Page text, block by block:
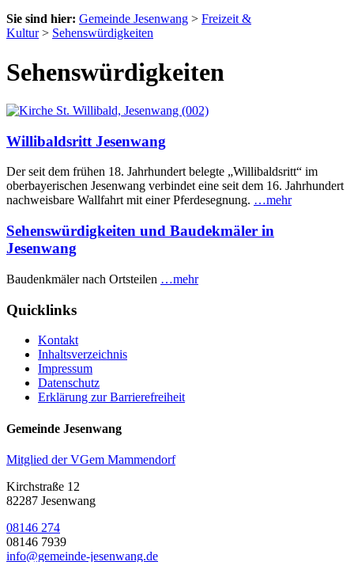
Sie sind hier: Gemeinde Jesenwang > Freizeit &
Kultur> Sehenswürdigkeiten
Sehenswürdigkeiten
Willibaldsritt Jesenwang
Der seit dem frühen 18. Jahrhundert belegte „Willibaldsritt“ im
oberbayerischen Jesenwang verbindet eine seit dem 16. Jahrhundert
nachweisbare Wallfahrt mit einer Pferdesegnung. …mehr
Sehenswürdigkeiten und Baudekmäler in
Jesenwang
Baudenkmäler nach Ortsteilen …mehr
Quicklinks
Kontakt
Inhaltsverzeichnis
Impressum
Datenschutz
Erklärung zur Barrierefreiheit
Gemeinde Jesenwang
Mitglied der VGem Mammendorf
Kirchstraße 12
82287 Jesenwang
08146 274
08146 7939
info@gemeinde-jesenwang.de